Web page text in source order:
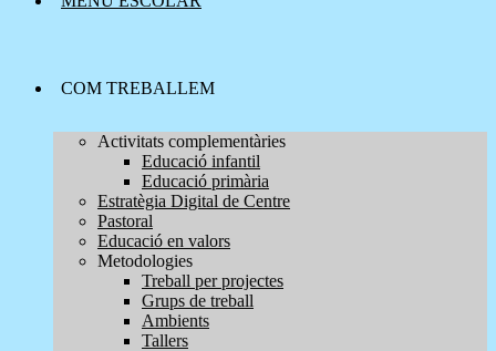
COM TREBALLEM
Activitats complementàries
Educació infantil
Educació primària
Estratègia Digital de Centre
Pastoral
Educació en valors
Metodologies
Treball per projectes
Grups de treball
Ambients
Tallers